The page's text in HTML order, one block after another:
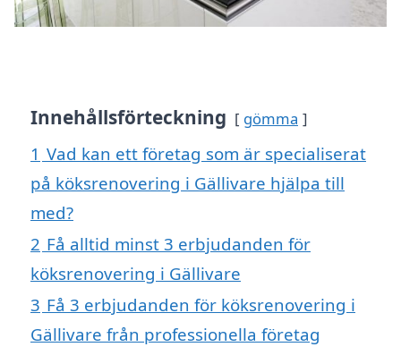
Innehållsförteckning gömma
1 Vad kan ett företag som är specialiserat
på köksrenovering i Gällivare hjälpa till
med?
2 Få alltid minst 3 erbjudanden för
köksrenovering i Gällivare
3 Få 3 erbjudanden för köksrenovering i
Gällivare från professionella företag